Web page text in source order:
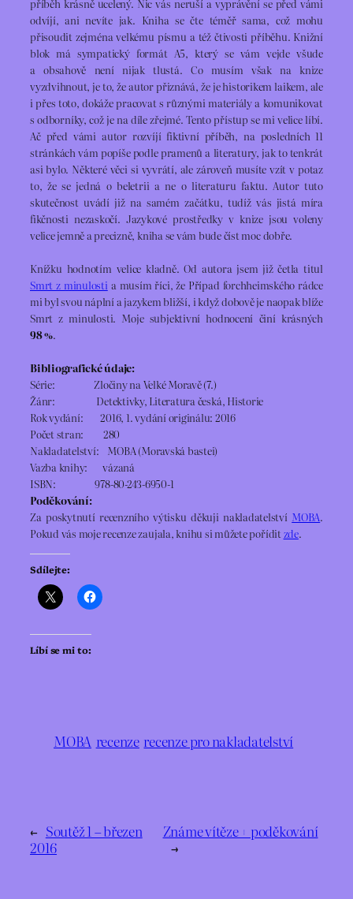
příběh krásně ucelený. Nic vás neruší a vyprávění se před vámi
odvíjí, ani nevíte jak. Kniha se čte téměř sama, což mohu
přisoudit zejména velkému písmu a též čtivosti příběhu. Knižní
blok má sympatický formát A5, který se vám vejde všude
a obsahově není nijak tlustá. Co musím však na knize
vyzdvihnout, je to, že autor přiznává, že je historikem laikem, ale
i přes toto, dokáže pracovat s různými materiály a komunikovat
s odborníky, což je na díle zřejmé. Tento přístup se mi velice líbí.
Ač před vámi autor rozvíjí fiktivní příběh, na posledních 11
stránkách vám popíše podle pramenů a literatury, jak to tenkrát
asi bylo. Některé věci si vyvrátí, ale zároveň musíte vzít v potaz
to, že se jedná o beletrii a ne o literaturu faktu. Autor tuto
skutečnost uvádí již na samém začátku, tudíž vás jistá míra
fikčnosti nezaskočí. Jazykové prostředky v knize jsou voleny
velice jemně a precizně, kniha se vám bude číst moc dobře.
Knížku hodnotím velice kladně. Od autora jsem již četla titul
Smrt z minulosti a musím říci, že Případ forchheimského rádce
mi byl svou náplní a jazykem bližší, i když dobově je naopak blíže
Smrt z minulosti. Moje subjektivní hodnocení činí krásných
98 %.
Bibliografické údaje:
Série: Zločiny na Velké Moravě (7.)
Žánr: Detektivky, Literatura česká, Historie
Rok vydání: 2016, 1. vydání originálu: 2016
Počet stran: 280
Nakladatelství: MOBA (Moravská bastei)
Vazba knihy: vázaná
ISBN: 978-80-243-6950-1
Poděkování:
Za poskytnutí recenzního výtisku děkuji nakladatelství MOBA.
Pokud vás moje recenze zaujala, knihu si můžete poříditzde.
Sdílejte:
Líbí se mi to:
MOBA recenze recenze pro nakladatelství
← Soutěž 1 – březen
2016
Známe vítěze + poděkování
→